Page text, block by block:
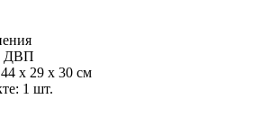
ДВП
х 29 х 30 см
1 шт.